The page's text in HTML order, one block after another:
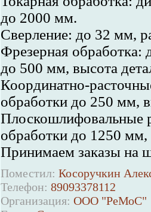
до 2000 мм.
Сверление: до 32 мм,
Фрезерная
до 500 мм, высота
Координатно-
обработки до 250 мм,
Плоскошлифовальные
обработки до 1250
Принимаем заказы на
Поместил: Косоручкин
Телефон: 89093378112
Организация: ООО "РеМоС"